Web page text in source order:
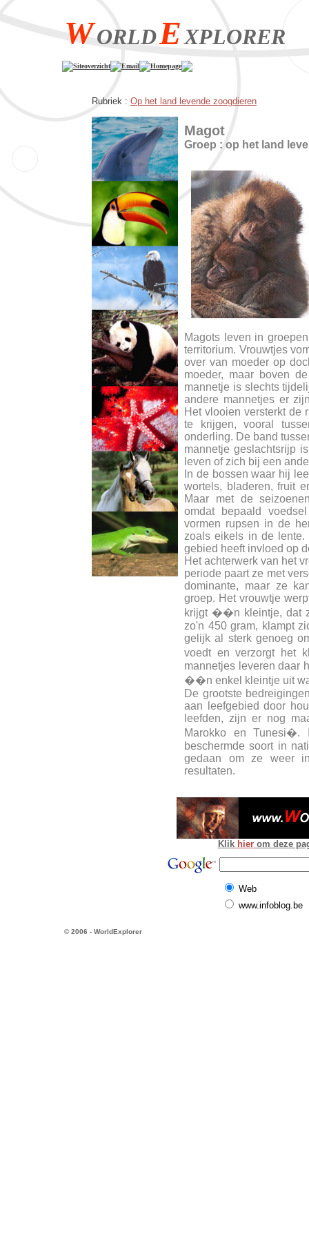
WORLDEXPLORER
Siteoverzicht Email Homepage
Rubriek : Op het land levende zoogdieren
Magot
Groep : op het land
Magots leven in
territorium. Vrouwtjes
over van moeder op
moeder, maar boven
mannetje is slechts
andere mannetjes er
Het vlooien versterkt de
te krijgen, vooral
onderling. De band
mannetje geslachtsrijp
leven of zich bij een
In de bossen waar hij
wortels, bladeren, fruit
Maar met de
omdat bepaald
vormen rupsen in de
zoals eikels in de
gebied heeft invloed op
Het achterwerk van het
periode paart ze met
dominante, maar ze
groep. Het vrouwtje
krijgt ��n kleintje, dat
zo'n 450 gram, klampt
gelijk al sterk genoeg
voedt en verzorgt het
mannetjes leveren daar
��n enkel kleintje uit
De grootste
aan leefgebied door
leefden, zijn er nog
Marokko en Tunesi�.
beschermde soort in
gedaan om ze weer
resultaten.
Klik hier om deze
Web
www.infoblog.be
© 2006 - WorldExplorer